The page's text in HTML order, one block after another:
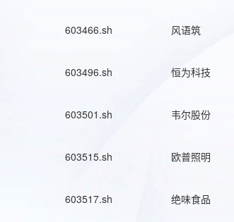
603466.sh 风语筑
603496.sh 恒为科技
603501.sh 韦尔股份
603515.sh 欧普照明
603517.sh 绝味食品